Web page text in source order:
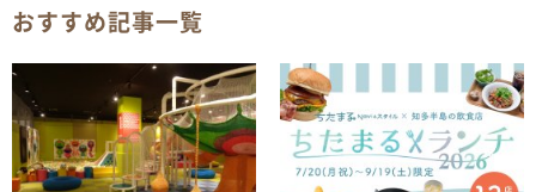
おすすめ記事一覧